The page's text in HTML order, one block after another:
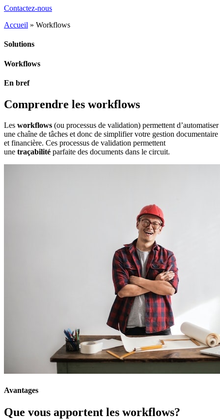
Contactez-nous
Accueil » Workflows
Solutions
Workflows
En bref
Comprendre les workflows
Les workflows (ou processus de validation) permettent d’automatiser
une chaîne de tâches et donc de simplifier votre gestion documentaire
et financière. Ces processus de validation permettent
une traçabilité parfaite des documents dans le circuit.
Avantages
Que vous apportent les workflows?